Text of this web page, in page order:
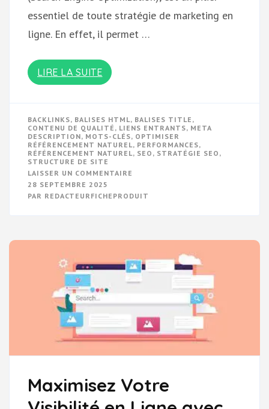
essentiel de toute stratégie de marketing en
ligne. En effet, il permet …
LIRE LA SUITE
BACKLINKS, BALISES HTML, BALISES TITLE ,
CONTENU DE QUALITÉ , LIENS ENTRANTS, META
DESCRIPTION, MOTS-CLÉS, OPTIMISER
RÉFÉRENCEMENT NATUREL, PERFORMANCES,
RÉFÉRENCEMENT NATUREL, SEO , STRATÉGIE SEO ,
STRUCTURE DE SITE
LAISSER UN COMMENTAIRE
DE
CONSEILS
VOTRE
VISIBILITÉ
EN
28 SEPTEMBRE 2025
PAR REDACTEURFICHEPRODUIT
Maximisez Votre